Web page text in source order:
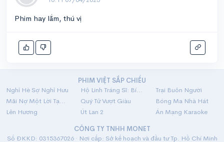
Phim hay lắm, thú vị
PHIM VIỆT SẮP CHIẾU
Nghỉ Hè Sợ Nghỉ Hưu
Hộ Linh Tráng Sĩ: Bí Ẩn Mộ Vua Đinh
Trại Buôn Người
Mãi Nợ Một Lời Tạm Biệt
Quý Tử Vượt Giàu
Bóng Ma Nhà Hát
Lên Hương
Út Lan 2
Án Mạng Karaoke
CÔNG TY TNHH MONET
Số ĐKKD: 0315367026 · Nơi cấp: Sở kế hoạch và đầu tư Tp. Hồ Chí Minh